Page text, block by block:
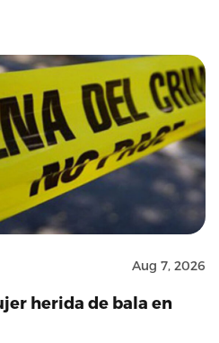
Aug 7, 2026
herida de bala en